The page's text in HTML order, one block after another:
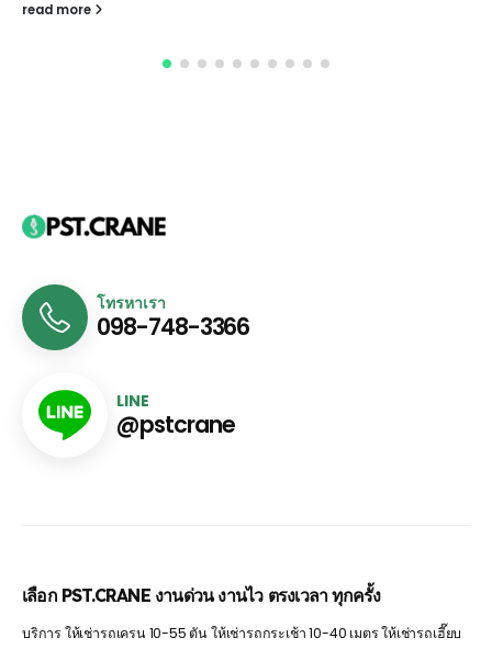
read more
โทรหาเรา
098-748-3366
LINE
@pstcrane
เลือก PST.CRANE งานด่วน งานไว ตรงเวลา ทุกครั้ง
บริการ ให้เช่ารถเครน 10-55 ตัน ให้เช่ารถกระเช้า 10-40 เมตร ให้เช่ารถเฮี๊ยบ